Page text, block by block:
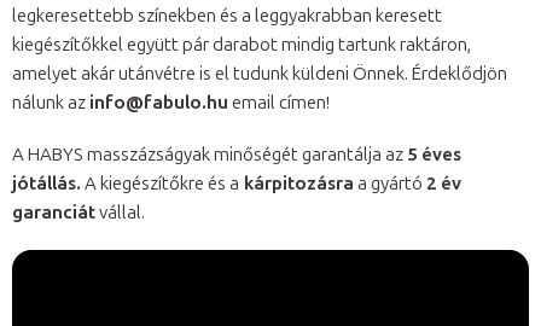
legkeresettebb színekben és a leggyakrabban keresett
kiegészítőkkel együtt pár darabot mindig tartunk raktáron,
amelyet akár utánvétre is el tudunk küldeni Önnek. Érdeklődjön
nálunk az info@fabulo.hu email címen!
A HABYS masszázságyak minőségét garantálja az 5 éves
jótállás. A kiegészítőkre és a kárpitozásra a gyártó 2 év
garanciátvállal.